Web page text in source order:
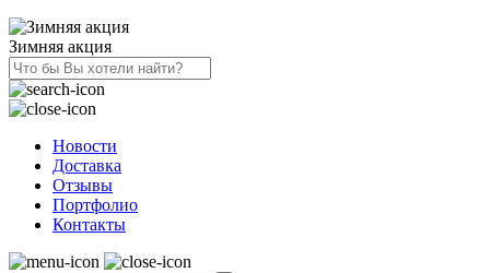
Зимняя акция
Новости
Доставка
Отзывы
Портфолио
Контакты